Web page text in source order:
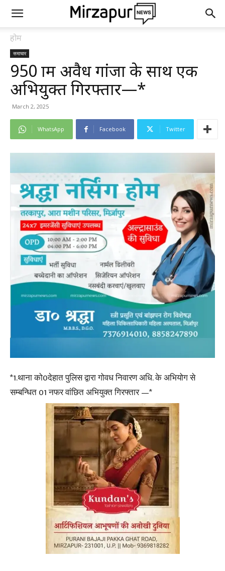
होम
समाचार
950 ग्राम अवैध गांजा के साथ एक
अभियुक्त गिरफ्तार—*
March 2, 2025
WhatsApp Facebook Twitter
*1.थाना को0देहात पुलिस द्वारा गोवध निवारण अधि. के अभियोग से
सम्बन्धित 01 नफर वांछित अभियुक्त गिरफ्तार —*